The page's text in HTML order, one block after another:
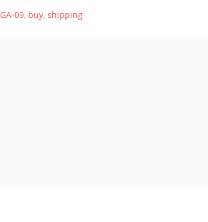
GA-09, buy, shipping